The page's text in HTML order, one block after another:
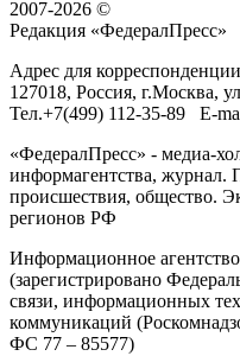
2007-2026 ©
Редакция «ФедералПресс»
Адрес для
127018, Россия, г.Москва,
Тел.+7(499) 112-35-89 E-
«ФедералПресс» - медиа-
информагентства, журнал.
происшествия, общество.
регионов РФ
Информационное
(зарегистрировано
связи, информационных
коммуникаций
ФС 77 – 85577)